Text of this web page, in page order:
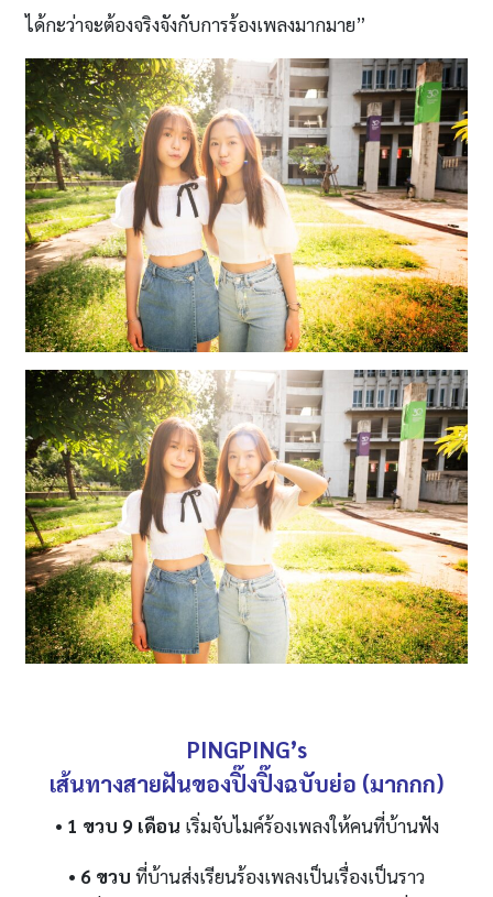
ได้กะว่าจะต้องจริงจังกับการร้องเพลงมากมาย”
PINGPING’s
เส้นทางสายฝันของปิ๊งปิ๊งฉบับย่อ (มากกก)
• 1 ขวบ 9 เดือน เริ่มจับไมค์ร้องเพลงให้คนที่บ้านฟัง
• 6 ขวบ ที่บ้านส่งเรียนร้องเพลงเป็นเรื่องเป็นราว